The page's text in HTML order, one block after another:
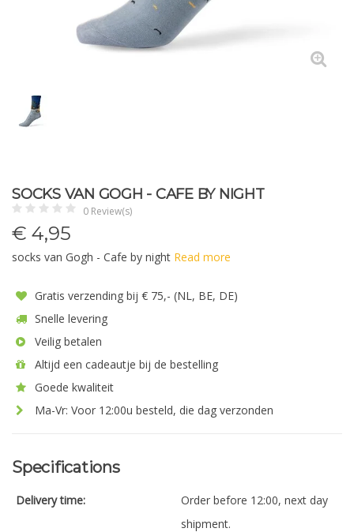
SOCKS VAN GOGH - CAFE BY NIGHT
0 Review(s)
€ 4,95
socks van Gogh - Cafe by night Read more
Gratis verzending bij € 75,- (NL, BE, DE)
Snelle levering
Veilig betalen
Altijd een cadeautje bij de bestelling
Goede kwaliteit
Ma-Vr: Voor 12:00u besteld, die dag verzonden
Specifications
Delivery time:
Order before 12:00, next day
shipment.